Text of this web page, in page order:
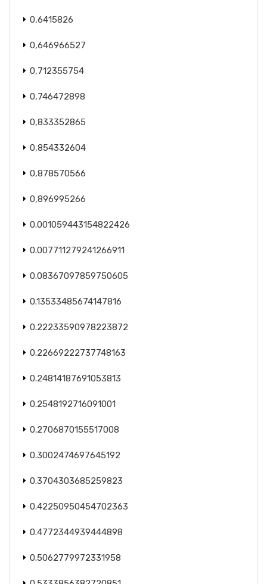
0,6415826
0,646966527
0,712355754
0,746472898
0,833352865
0,854332604
0,878570566
0,896995266
0.001059443154822426
0.007711279241266911
0.08367097859750605
0.13533485674147816
0.22233590978223872
0.22669222737748163
0.24814187691053813
0.2548192716091001
0.2706870155517008
0.3002474697645192
0.3704303685259823
0.42250950454702363
0.4772344939444898
0.5062779972331958